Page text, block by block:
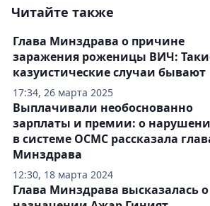
Читайте также
17:34, 26 марта 2025
Глава Минздрава о причине
заражения роженицы ВИЧ:
казуистические случаи бывают
12:30, 18 марта 2024
Выплачивали необоснованно
зарплаты и премии: о
в системе ОСМС рассказала
Минздрава
Глава Минздрава высказалась о